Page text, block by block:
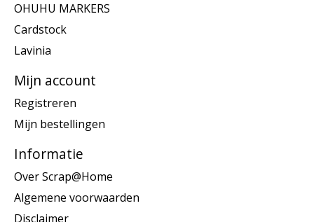
OHUHU MARKERS
Cardstock
Lavinia
Mijn account
Registreren
Mijn bestellingen
Informatie
Over Scrap@Home
Algemene voorwaarden
Disclaimer